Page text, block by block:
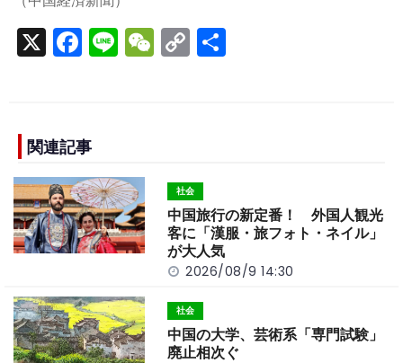
X F
a
e
b
o
o
k
Li
n
W
e
C
o
n
k
関連記事
社会
中国旅行の新定番！ 外国人観光
客に「漢服・旅フォト・ネイル」
が大人気
2026/08/9 14:30
社会
中国の大学、芸術系「専門試験」
廃止相次ぐ